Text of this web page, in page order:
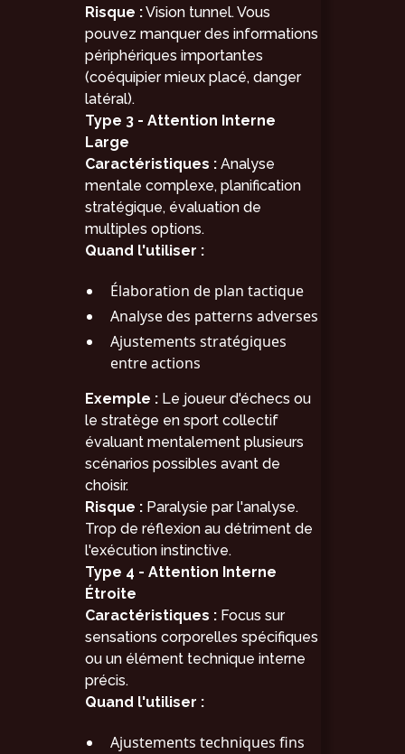
Risque :Vision tunnel. Vous
pouvez manquer des informations
périphériques importantes
(coéquipier mieux placé, danger
latéral).
Type 3 - Attention Interne
Large
Caractéristiques :Analyse
mentale complexe, planification
stratégique, évaluation de
multiples options.
Quand l'utiliser :
Élaboration de plan tactique
Analyse des patterns adverses
Ajustements stratégiques
entre actions
Exemple :Le joueur d'échecs ou
le stratège en sport collectif
évaluant mentalement plusieurs
scénarios possibles avant de
choisir.
Risque :Paralysie par l'analyse.
Trop de réflexion au détriment de
l'exécution instinctive.
Type 4 - Attention Interne
Étroite
Caractéristiques :Focus sur
sensations corporelles spécifiques
ou un élément technique interne
précis.
Quand l'utiliser :
Ajustements techniques fins